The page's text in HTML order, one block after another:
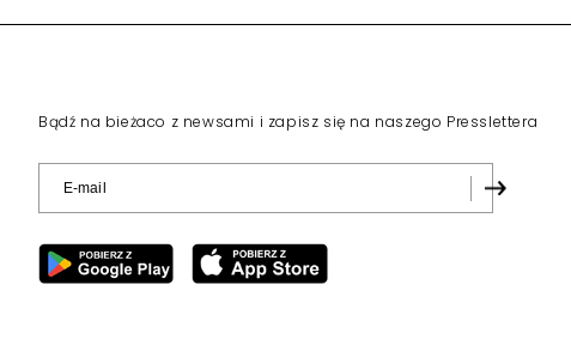
Bądź na bieżaco z newsami i zapisz się na naszego Presslettera